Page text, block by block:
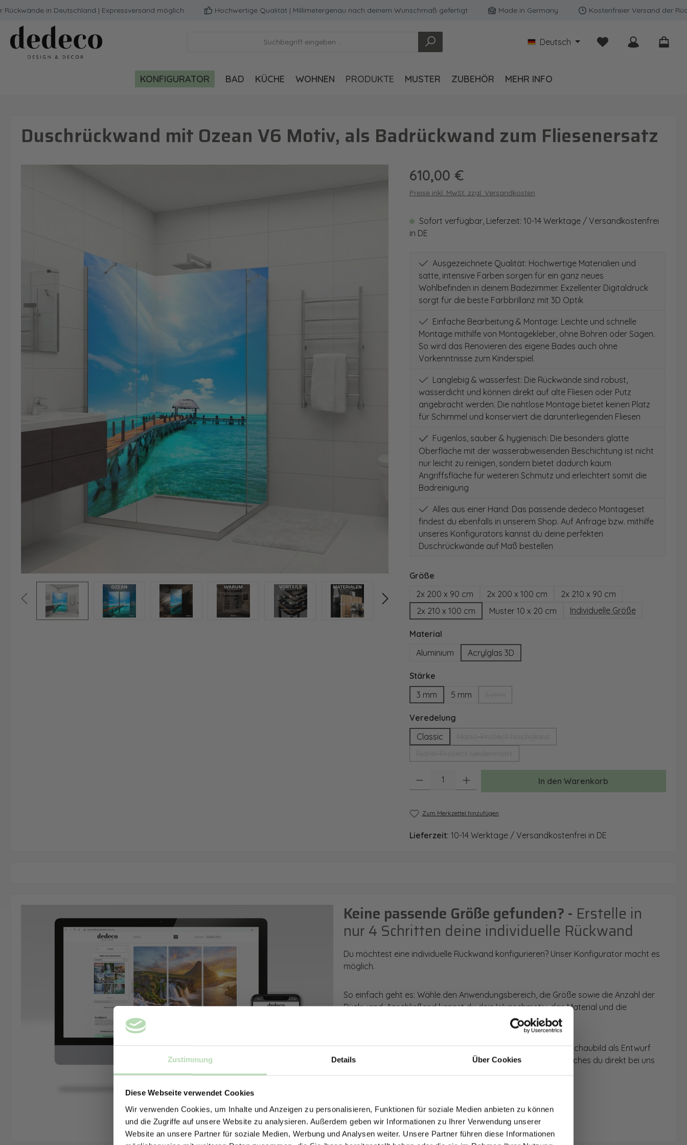
Zustimmung Details Über Cookies
Diese Webseite verwendet Cookies
Wir verwenden Cookies, um Inhalte und Anzeigen zu personalisieren, Funktionen für soziale Medien anbieten zu können
und die Zugriffe auf unsere Website zu analysieren. Außerdem geben wir Informationen zu Ihrer Verwendung unserer
Website an unsere Partner für soziale Medien, Werbung und Analysen weiter. Unsere Partner führen diese Informationen
Hauptinhalt springen
Zur Suche springen
Zur Hauptnavigation springen
in Deutschland | Expressversand möglich Hochwertige Qualität | Millimetergenau nach deinem Wunschmaß gefertigt Made in Germany Kostenfreier Versand der
Deutsch Du hast 0 Produkte
KONFIGURATOR BAD KÜCHE WOHNEN PRODUKTE MUSTER ZUBEHÖR MEHR INFO
Duschrückwand mit Ozean V6 Motiv, als Badrückwand zum Fliesenersatz
Regulärer Preis:
610,00 €
Preise inkl. MwSt. zzgl. Versandkosten
Sofort verfügbar, Lieferzeit: 10-14 Werktage / Versandkostenfrei
in DE
Ausgezeichnete Qualität: Hochwertige Materialien und
satte, intensive Farben sorgen für ein ganz neues
Wohlbefinden in deinem Badezimmer. Exzellenter Digitaldruck
sorgt für die beste Farbbrillanz mit 3D Optik
Einfache Bearbeitung & Montage: Leichte und schnelle
Montage mithilfe von Montagekleber, ohne Bohren oder Sägen.
So wird das Renovieren des eigene Bades auch ohne
Vorkenntnisse zum Kinderspiel.
Langlebig & wasserfest: Die Rückwände sind robust,
wasserdicht und können direkt auf alte Fliesen oder Putz
angebracht werden. Die nahtlose Montage bietet keinen Platz
für Schimmel und konserviert die darunterliegenden Fliesen
Fugenlos, sauber & hygienisch: Die besonders glatte
Oberfläche mit der wasserabweisenden Beschichtung ist nicht
nur leicht zu reinigen, sondern bietet dadurch kaum
Angriffsfläche für weiteren Schmutz und erleichtert somit die
Badreinigung
Alles aus einer Hand: Das passende dedeco Montageset
findest du ebenfalls in unserem Shop. Auf Anfrage bzw. mithilfe
unseres Konfigurators kannst du deine perfekten
Duschrückwände auf Maß bestellen
Größeauswählen
2x 200 x 90 cm
2x 200 x 100 cm
2x 210 x 90 cm
2x 210 x 100 cm
Muster 10 x 20 cm Individuelle Größe
Materialauswählen
Aluminium
Acrylglas 3D
Stärkeauswählen
3 mm
5 mm
Veredelungauswählen
Classic
(Diese Option ist zurzeit nicht verfügbar.)
Produkt Anzahl: Gib den gewünschten Wert ein oder benutze die Schaltflächen
In den Warenkorb
Zum Merkzettel hinzufügen
Lieferzeit: 10-14 Werktage / Versandkostenfrei in DE
Keine passende Größe gefunden? - Erstelle in
nur 4 Schritten deine individuelle Rückwand
Du möchtest eine individuelle Rückwand konfigurieren? Unser Konfigurator macht es
möglich.
So einfach geht es: Wähle den Anwendungsbereich, die Größe sowie die Anzahl der
Rückwand. Anschließend kannst du dein Wunschmotiv, das Material und die
Mithilfe unseres Konfigurators werden dir die Rückwände im Schaubild als Entwurf
dargestellt. Parallel erhältst du dein individuelles Angebot, welches du direkt bei uns
bestellen kannst.
Zum Konfigurator
Jetzt zum Newsletter anmelden.